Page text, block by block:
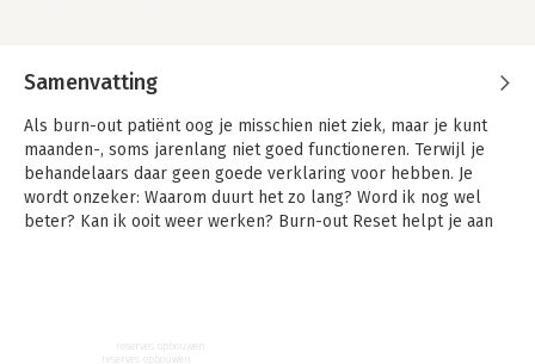
Samenvatting
Als burn-out patiënt oog je misschien niet ziek, maar je kunt
maanden-, soms jarenlang niet goed functioneren. Terwijl je
behandelaars daar geen goede verklaring voor hebben. Je
wordt onzeker: Waarom duurt het zo lang? Word ik nog wel
beter? Kan ik ooit weer werken? Burn-out Reset helpt je aan
heel helder uit. Daarnaast ze geven je een leidraad om je
reserves opbouwen
reserves opbouwen